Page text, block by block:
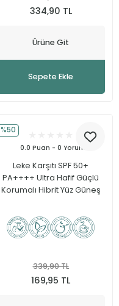
334,90 TL
Ürüne Git
Sepete Ekle
%50
0.0 Puan - 0 Yorum
Leke Karşıtı SPF 50+
PA++++ Ultra Hafif Güçlü
Korumalı Hibrit Yüz Güneş
339,90 TL
169,95 TL